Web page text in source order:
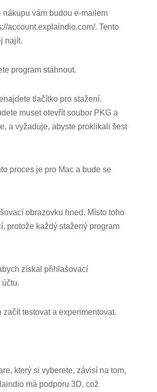
vám budou e-mailem
account.explaindio.com/. Tento
najít.
program stáhnout.
tlačítko pro stažení.
muset otevřít soubor PKG a
a vyžaduje, abyste proklikali šest
proces je pro Mac a bude se
obrazovku hned. Místo toho
protože každý stažený program
získal přihlašovací
testovat a experimentovat.
který si vyberete, závisí na tom,
má podporu 3D, což